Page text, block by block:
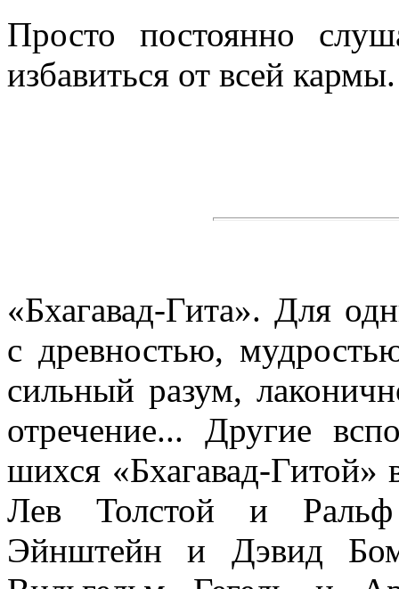
Просто постоянно
избавиться от всей кармы.
«Бхагавад-Гита». Для
с древностью,
сильный разум,
отречение... Другие
шихся «Бхагавад-Гитой»
Лев Толстой и
Эйнштейн и Дэвид